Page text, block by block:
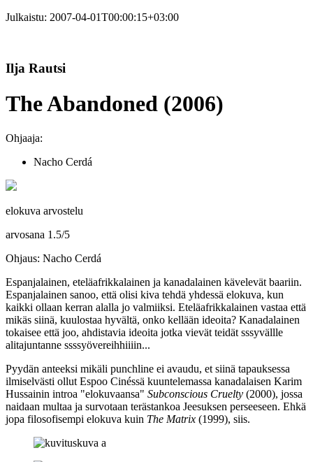
Julkaistu: 2007-04-01T00:00:15+03:00
Ilja Rautsi
The Abandoned (2006)
Ohjaaja:
Nacho Cerdá
elokuva arvostelu
arvosana 1.5/5
Ohjaus: Nacho Cerdá
Espanjalainen, eteläafrikkalainen ja kanadalainen kävelevät baariin.
Espanjalainen sanoo, että olisi kiva tehdä yhdessä elokuva, kun
kaikki ollaan kerran alalla jo valmiiksi. Eteläafrikkalainen vastaa että
mikäs siinä, kuulostaa hyvältä, onko kellään ideoita? Kanadalainen
tokaisee että joo, ahdistavia ideoita jotka vievät teidät sssyvällle
alitajuntanne ssssyövereihhiiiin...
Pyydän anteeksi mikäli punchline ei avaudu, et siinä tapauksessa
ilmiselvästi ollut Espoo Cinéssä kuuntelemassa kanadalaisen Karim
Hussainin introa "elokuvaansa" Subconscious Cruelty (2000), jossa
naidaan multaa ja survotaan terästankoa Jeesuksen perseeseen. Ehkä
jopa filosofisempi elokuva kuin The Matrix (1999), siis.